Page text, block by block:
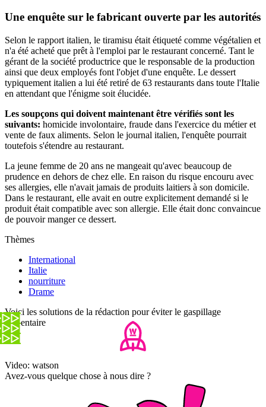
Une enquête sur le fabricant ouverte par les autorités
Selon le rapport italien, le tiramisu était étiqueté comme végétalien et
n'a été acheté que prêt à l'emploi par le restaurant concerné. Tant le
gérant de la société productrice que le responsable de la production
ainsi que deux employés font l'objet d'une enquête. Le dessert
typiquement italien a lui été retiré de 63 restaurants dans toute l'Italie
en attendant que l'énigme soit élucidée.
Les soupçons qui doivent maintenant être vérifiés sont les
suivants: homicide involontaire, fraude dans l'exercice du métier et
vente de faux aliments. Selon le journal italien, l'enquête pourrait
toutefois s'étendre au restaurant.
La jeune femme de 20 ans ne mangeait qu'avec beaucoup de
prudence en dehors de chez elle. En raison du risque encouru avec
ses allergies, elle n'avait jamais de produits laitiers à son domicile.
Dans le restaurant, elle avait en outre explicitement demandé si le
produit était compatible avec son allergie. Elle était donc convaincue
de pouvoir manger ce dessert.
Thèmes
International
Italie
nourriture
Drame
Voici les solutions de la rédaction pour éviter le gaspillage
alimentaire
Video: watson
Avez-vous quelque chose à nous dire ?